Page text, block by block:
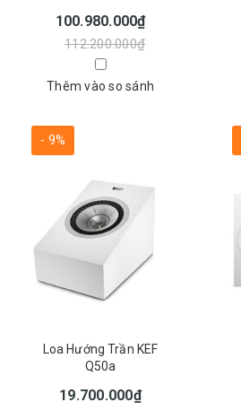
100.980.000₫
112.200.000₫
Thêm vào so sánh
- 9%
Loa Hướng Trần KEF
Q50a
19.700.000₫